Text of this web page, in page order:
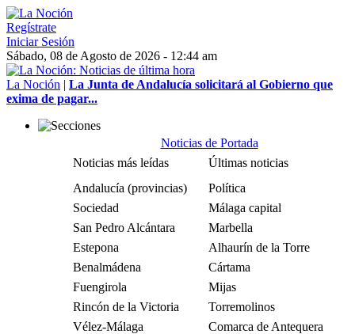
Regístrate
Iniciar Sesión
Sábado, 08 de Agosto de 2026 - 12:44 am
La Noción | La Junta de Andalucía solicitará al Gobierno que
exima de pagar...
Noticias de Portada
Noticias más leídas
Últimas noticias
Andalucía (provincias)
Política
Sociedad
Málaga capital
San Pedro Alcántara
Marbella
Estepona
Alhaurín de la Torre
Benalmádena
Cártama
Fuengirola
Mijas
Rincón de la Victoria
Torremolinos
Vélez-Málaga
Comarca de Antequera